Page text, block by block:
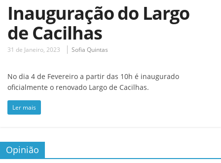
Inauguração do Largo
de Cacilhas
31 de Janeiro, 2023 Sofia Quintas
No dia 4 de Fevereiro a partir das 10h é inaugurado
oficialmente o renovado Largo de Cacilhas.
Ler mais
Opinião